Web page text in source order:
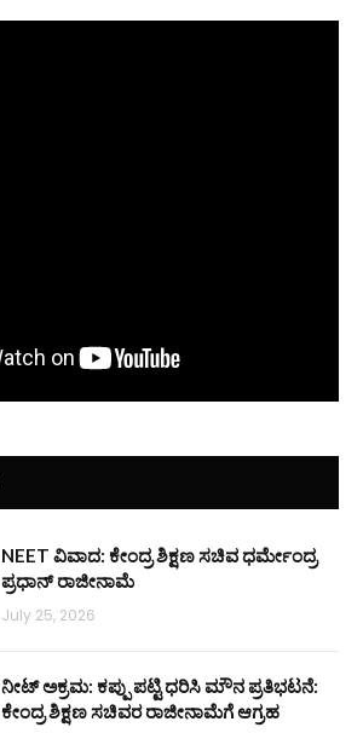
NEET ವಿವಾದ: ಕೇಂದ್ರ ಶಿಕ್ಷಣ ಸಚಿವ ಧರ್ಮೇಂದ್ರ
ಪ್ರಧಾನ್ ರಾಜೀನಾಮೆ
July 25, 2026
ನೀಟ್ ಅಕ್ರಮ: ಕಪ್ಪು ಪಟ್ಟಿ ಧರಿಸಿ ಮೌನ ಪ್ರತಿಭಟನೆ:
ಕೇಂದ್ರ ಶಿಕ್ಷಣ ಸಚಿವರ ರಾಜೀನಾಮೆಗೆ ಆಗ್ರಹ